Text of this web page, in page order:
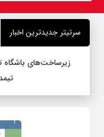
سرتیتر جدیدترین اخبار
زیرساخت‌های باشگاه